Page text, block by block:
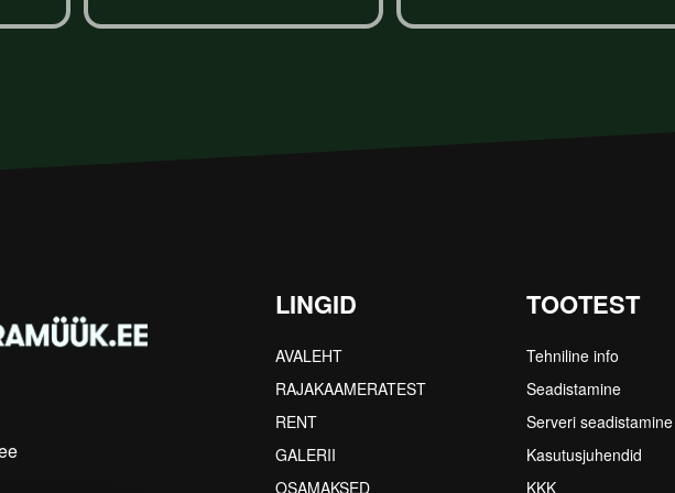
LINGID
AVALEHT
RAJAKAAMERATEST
RENT
GALERII
OSAMAKSED
TOOTEST
Tehniline info
Seadistamine
Serveri seadistamine
Kasutusjuhendid
KKK